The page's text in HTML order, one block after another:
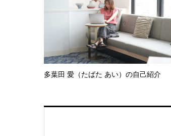
多葉田 愛（たばた あい）の自己紹介